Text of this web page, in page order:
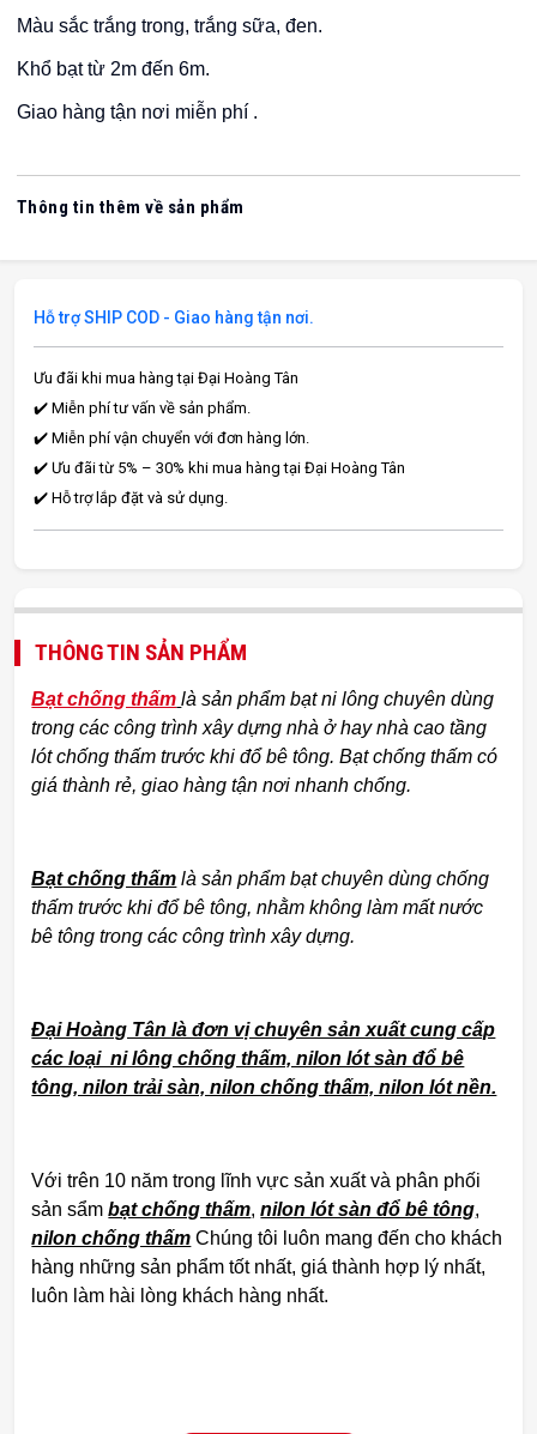
Màu sắc trắng trong, trắng sữa, đen.
Khổ bạt từ 2m đến 6m.
Giao hàng tận nơi miễn phí .
Thông tin thêm về sản phẩm
Hỗ trợ SHIP COD - Giao hàng tận nơi.
Ưu đãi khi mua hàng tại Đại Hoàng Tân
✔️ Miễn phí tư vấn về sản phẩm.
✔️ Miễn phí vận chuyển với đơn hàng lớn.
✔️ Ưu đãi từ 5% – 30% khi mua hàng tại Đại Hoàng Tân
✔️ Hỗ trợ lắp đặt và sử dụng.
THÔNG TIN SẢN PHẨM
Bạt chống thấm là sản phẩm bạt ni lông chuyên dùng
trong các công trình xây dựng nhà ở hay nhà cao tầng
lót chống thấm trước khi đổ bê tông. Bạt chống thấm có
giá thành rẻ, giao hàng tận nơi nhanh chống.
Bạt chống thấm là sản phẩm bạt chuyên dùng chống
thấm trước khi đổ bê tông, nhằm không làm mất nước
bê tông trong các công trình xây dựng.
Đại Hoàng Tân là đơn vị chuyên sản xuất cung cấp
các loại ni lông chống thấm, nilon lót sàn đổ bê
tông, nilon trải sàn, nilon chống thấm, nilon lót nền.
Với trên 10 năm trong lĩnh vực sản xuất và phân phối
sản sẩmbạt chống thấm,nilon lót sàn đổ bê tông,
nilon chống thấm Chúng tôi luôn mang đến cho khách
hàng những sản phẩm tốt nhất, giá thành hợp lý nhất,
luôn làm hài lòng khách hàng nhất.